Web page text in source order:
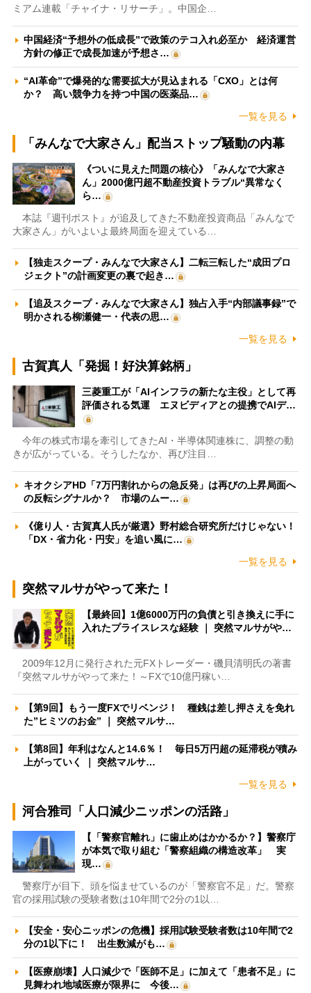
ミアム連載「チャイナ・リサーチ」。中国企…
中国経済“予想外の低成長”で政策のテコ入れ必至か 経済運営
方針の修正で成長加速が予想さ…
“AI革命”で爆発的な需要拡大が見込まれる「CXO」とは何
か？ 高い競争力を持つ中国の医薬品…
一覧を見る
「みんなで大家さん」配当ストップ騒動の内幕
《ついに見えた問題の核心》「みんなで大家さ
ん」2000億円超不動産投資トラブル“異常なく
ら…
本誌『週刊ポスト』が追及してきた不動産投資商品「みんなで
大家さん」がいよいよ最終局面を迎えている…
【独走スクープ・みんなで大家さん】二転三転した“成田プロ
ジェクト”の計画変更の裏で起き…
【追及スクープ・みんなで大家さん】独占入手“内部議事録”で
明かされる柳瀬健一・代表の思…
一覧を見る
古賀真人「発掘！好決算銘柄」
三菱重工が「AIインフラの新たな主役」として再
評価される気運 エヌビディアとの提携でAIデ…
今年の株式市場を牽引してきたAI・半導体関連株に、調整の動
きが広がっている。そうしたなか、再び注目…
キオクシアHD「7万円割れからの急反発」は再びの上昇局面へ
の反転シグナルか？ 市場のムー…
《億り人・古賀真人氏が厳選》野村総合研究所だけじゃない！
「DX・省力化・円安」を追い風に…
一覧を見る
突然マルサがやって来た！
【最終回】1億6000万円の負債と引き換えに手に
入れたプライスレスな経験 ｜ 突然マルサがや…
2009年12月に発行された元FXトレーダー・磯貝清明氏の著書
『突然マルサがやって来た！～FXで10億円稼い…
【第9回】もう一度FXでリベンジ！ 種銭は差し押さえを免れ
た”ヒミツのお金” ｜ 突然マルサ…
【第8回】年利はなんと14.6％！ 毎日5万円超の延滞税が積み
上がっていく ｜ 突然マルサ…
一覧を見る
河合雅司「人口減少ニッポンの活路」
【「警察官離れ」に歯止めはかかるか？】警察庁
が本気で取り組む「警察組織の構造改革」 実
現…
警察庁が目下、頭を悩ませているのが「警察官不足」だ。警察
官の採用試験の受験者数は10年間で2分の1以…
【安全・安心ニッポンの危機】採用試験受験者数は10年間で2
分の1以下に！ 出生数減がも…
【医療崩壊】人口減少で「医師不足」に加えて「患者不足」に
見舞われ地域医療が限界に 今後…